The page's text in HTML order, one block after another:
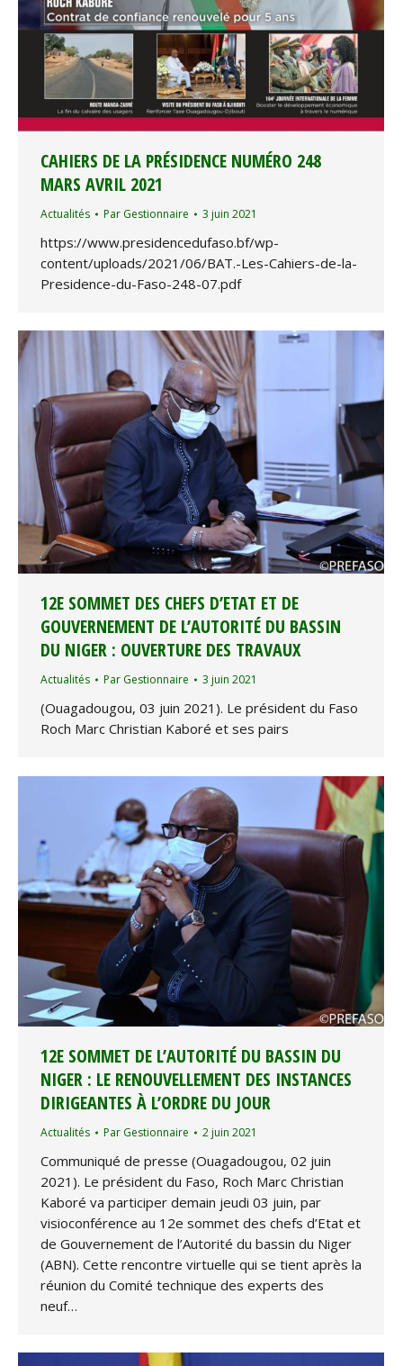
CAHIERS DE LA PRÉSIDENCE NUMÉRO 248
MARS AVRIL 2021
Actualités Par Gestionnaire 3 juin 2021
https://www.presidencedufaso.bf/wp-
content/uploads/2021/06/BAT.-Les-Cahiers-de-la-
Presidence-du-Faso-248-07.pdf
12E SOMMET DES CHEFS D’ETAT ET DE
GOUVERNEMENT DE L’AUTORITÉ DU BASSIN
DU NIGER : OUVERTURE DES TRAVAUX
Actualités Par Gestionnaire 3 juin 2021
(Ouagadougou, 03 juin 2021). Le président du Faso
Roch Marc Christian Kaboré et ses pairs
12E SOMMET DE L’AUTORITÉ DU BASSIN DU
NIGER : LE RENOUVELLEMENT DES INSTANCES
DIRIGEANTES À L’ORDRE DU JOUR
Actualités Par Gestionnaire 2 juin 2021
Communiqué de presse (Ouagadougou, 02 juin
2021). Le président du Faso, Roch Marc Christian
Kaboré va participer demain jeudi 03 juin, par
visioconférence au 12e sommet des chefs d’Etat et
de Gouvernement de l’Autorité du bassin du Niger
(ABN). Cette rencontre virtuelle qui se tient après la
réunion du Comité technique des experts des
neuf…